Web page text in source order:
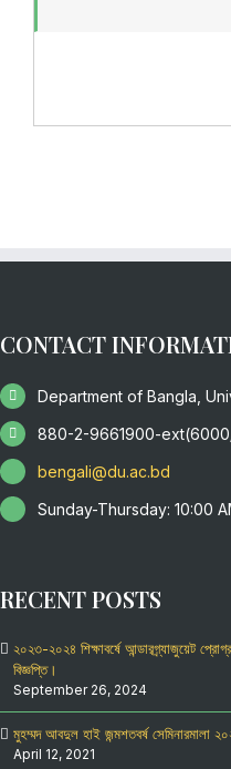
CONTACT
Department of Bangla,
880-2-9661900-
bengali@du.ac.bd
Sunday-Thursday: 10:00
RECENT POSTS
২০২৩-২০২৪ শিক্ষাবর্ষে আন্ডারগ্র্যাজুয়েট
বিজ্ঞপ্তি।
September 26, 2024
মুহম্মদ আবদুল হাই জন্মশতবর্ষ সেমিনারমালা
April 12, 2021